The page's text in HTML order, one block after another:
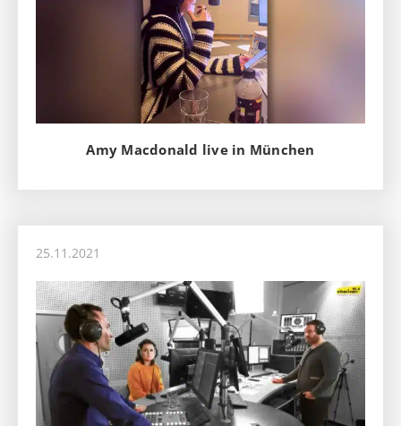
Amy Macdonald live in München
25.11.2021